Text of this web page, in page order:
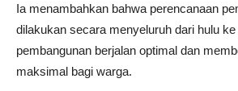
Ia menambahkan bahwa perencanaan
dilakukan secara menyeluruh dari hulu ke
pembangunan berjalan optimal dan
maksimal bagi warga.